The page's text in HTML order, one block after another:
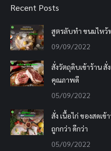
Recent Posts
สูตรลับทำ ขนมไหว้
09/09/2022
สั่งวัตถุดิบเข้าร้าน สั่
คุณภาพดี
05/09/2022
สั่ง เนื้อไก่ ของสดเ
ถูกกว่า ดีกว่า
05/09/2022